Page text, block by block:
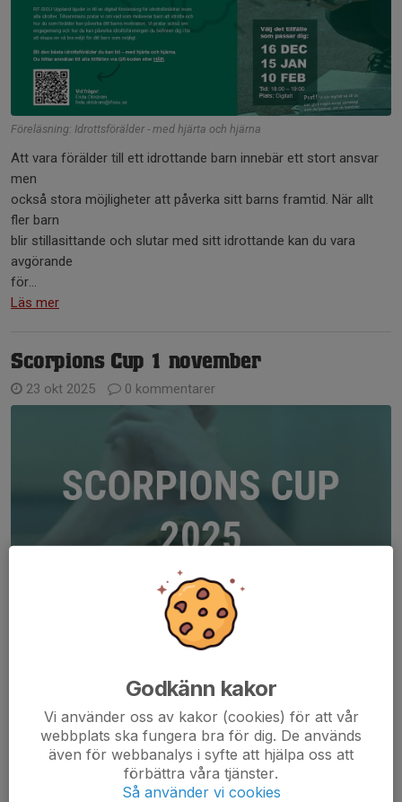
Föreläsning: Idrottsförälder - med hjärta och hjärna
Att vara förälder till ett idrottande barn innebär ett stort ansvar
men
också stora möjligheter att påverka sitt barns framtid. När allt
fler barn
blir stillasittande och slutar med sitt idrottande kan du vara
avgörande
för...
Läs mer
Scorpions Cup 1 november
23 okt 2025 0 kommentarer
Godkänn kakor
Vi använder oss av kakor (cookies) för att vår
webbplats ska fungera bra för dig. De används
även för webbanalys i syfte att hjälpa oss att
förbättra våra tjänster.
Så använder vi cookies